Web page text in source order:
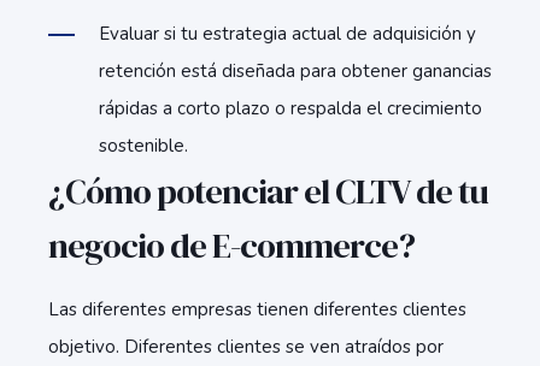
Evaluar si tu estrategia actual de adquisición y
retención está diseñada para obtener ganancias
rápidas a corto plazo o respalda el crecimiento
sostenible.
¿Cómo potenciar el CLTV de tu
negocio de E-commerce?
Las diferentes empresas tienen diferentes clientes
objetivo. Diferentes clientes se ven atraídos por